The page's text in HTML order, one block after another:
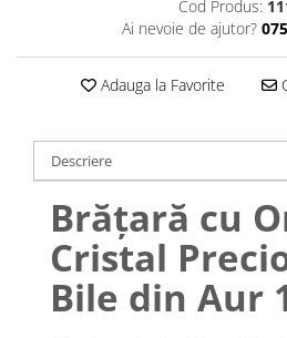
Lănțișoare cu Semilună
Lănțișoare cu Zodii
Lănțișoare cu Animale
Lănțișoare cu Pietre Naturale
Lănțișoare Argint Diverse
COLIERE CU PERLE
Coliere cu Perle Naturale
Coliere cu Perle Preciosa
COLIERE ȘNUR REGLABIL
Cod Produs:
Ai nevoie de ajutor?
Adauga la Favorite
Descriere
Brățară cu
Cristal
Bile din Aur